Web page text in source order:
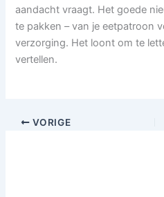
aandacht vraagt. Het goede
te pakken – van je eetpatroon
verzorging. Het loont om te
vertellen.
VORIGE